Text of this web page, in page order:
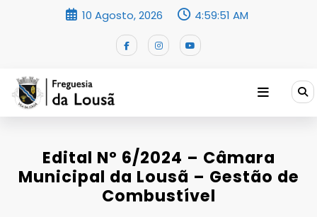
10 Agosto, 2026 4:59:52 AM
Edital Nº 6/2024 – Câmara
Municipal da Lousã – Gestão de
Combustível